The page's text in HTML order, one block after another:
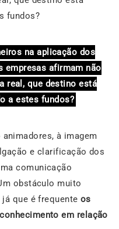
fundos?
na aplicação dos
empresas afirmam não
real, que destino está
a estes fundos?
à imagem
e clarificação dos
comunicação
obstáculo muito
que é frequente os
em relação